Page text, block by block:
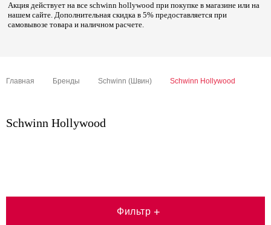
Акция действует на все schwinn hollywood при покупке в магазине или на
нашем сайте. Дополнительная скидка в 5% предоставляется при
самовывозе товара и наличном расчете.
Главная Бренды Schwinn (Швин) Schwinn Hollywood
Schwinn Hollywood
Фильтр +